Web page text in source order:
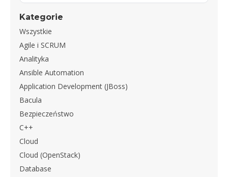
Kategorie
Wszystkie
Agile i SCRUM
Analityka
Ansible Automation
Application Development (JBoss)
Bacula
Bezpieczeństwo
C++
Cloud
Cloud (OpenStack)
Database